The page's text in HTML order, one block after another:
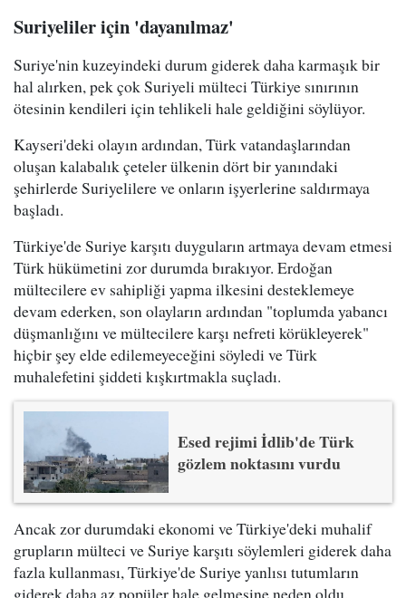
Suriyeliler için 'dayanılmaz'
Suriye'nin kuzeyindeki durum giderek daha karmaşık bir
hal alırken, pek çok Suriyeli mülteci Türkiye sınırının
ötesinin kendileri için tehlikeli hale geldiğini söylüyor.
Kayseri'deki olayın ardından, Türk vatandaşlarından
oluşan kalabalık çeteler ülkenin dört bir yanındaki
şehirlerde Suriyelilere ve onların işyerlerine saldırmaya
başladı.
Türkiye'de Suriye karşıtı duyguların artmaya devam etmesi
Türk hükümetini zor durumda bırakıyor. Erdoğan
mültecilere ev sahipliği yapma ilkesini desteklemeye
devam ederken, son olayların ardından "toplumda yabancı
düşmanlığını ve mültecilere karşı nefreti körükleyerek"
hiçbir şey elde edilemeyeceğini söyledi ve Türk
muhalefetini şiddeti kışkırtmakla suçladı.
Esed rejimi İdlib'de Türk
gözlem noktasını vurdu
Ancak zor durumdaki ekonomi ve Türkiye'deki muhalif
grupların mülteci ve Suriye karşıtı söylemleri giderek daha
fazla kullanması, Türkiye'de Suriye yanlısı tutumların
giderek daha az popüler hale gelmesine neden oldu.